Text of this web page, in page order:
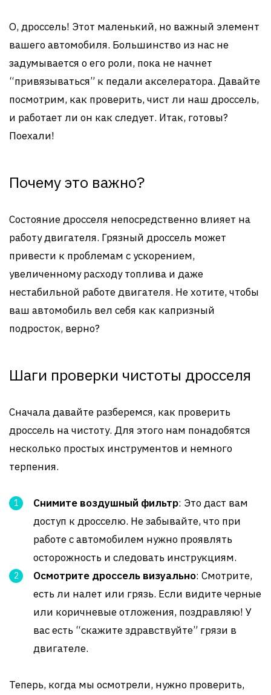
О, дроссель! Этот маленький, но важный элемент
вашего автомобиля. Большинство из нас не
задумывается о его роли, пока не начнет
“привязываться” к педали акселератора. Давайте
посмотрим, как проверить, чист ли наш дроссель,
и работает ли он как следует. Итак, готовы?
Поехали!
Почему это важно?
Состояние дросселя непосредственно влияет на
работу двигателя. Грязный дроссель может
привести к проблемам с ускорением,
увеличенному расходу топлива и даже
нестабильной работе двигателя. Не хотите, чтобы
ваш автомобиль вел себя как капризный
подросток, верно?
Шаги проверки чистоты дросселя
Сначала давайте разберемся, как проверить
дроссель на чистоту. Для этого нам понадобятся
несколько простых инструментов и немного
терпения.
Снимите воздушный фильтр: Это даст вам
доступ к дросселю. Не забывайте, что при
работе с автомобилем нужно проявлять
осторожность и следовать инструкциям.
Осмотрите дроссель визуально: Смотрите,
есть ли налет или грязь. Если видите черные
или коричневые отложения, поздравляю! У
вас есть “скажите здравствуйте” грязи в
двигателе.
Теперь, когда мы осмотрели, нужно проверить,